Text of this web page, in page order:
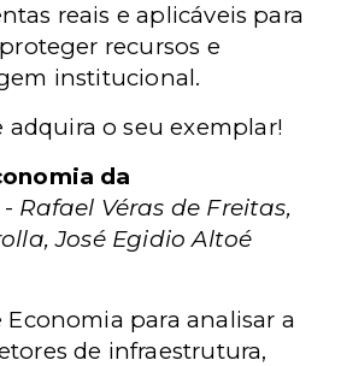
reais e aplicáveis para
recursos e
institucional.
adquira o seu exemplar!
da
- Rafael Véras de Freitas,
José Egidio Altoé
para analisar a
de infraestrutura,